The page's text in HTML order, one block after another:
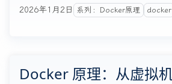
2026年1月2日 系列：Docker原理 docker
Docker 原理：从虚拟